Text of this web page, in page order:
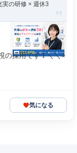
実の研修 × 週休3
採用です ❗ ＼＼⭐
気になる